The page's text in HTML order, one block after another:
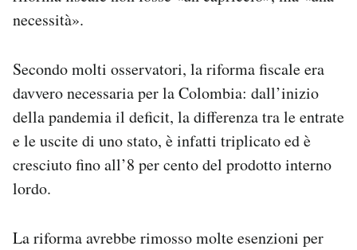
necessità».
Secondo molti osservatori, la riforma fiscale era
davvero necessaria per la Colombia: dall’inizio
della pandemia il deficit, la differenza tra le entrate
e le uscite di uno stato, è infatti triplicato ed è
cresciuto fino all’8 per cento del prodotto interno
lordo.
La riforma avrebbe rimosso molte esenzioni per